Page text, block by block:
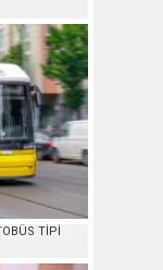
TİPİ